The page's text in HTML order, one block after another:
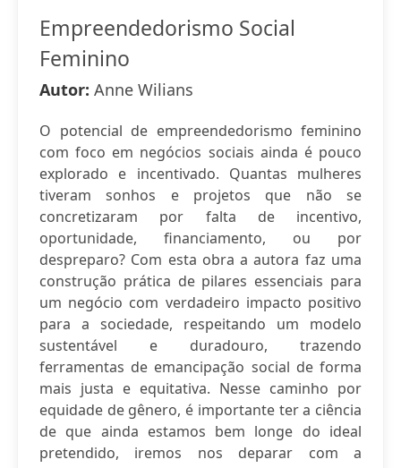
Empreendedorismo Social
Feminino
Autor: Anne Wilians
O potencial de empreendedorismo feminino
com foco em negócios sociais ainda é pouco
explorado e incentivado. Quantas mulheres
tiveram sonhos e projetos que não se
concretizaram por falta de incentivo,
oportunidade, financiamento, ou por
despreparo? Com esta obra a autora faz uma
construção prática de pilares essenciais para
um negócio com verdadeiro impacto positivo
para a sociedade, respeitando um modelo
sustentável e duradouro, trazendo
ferramentas de emancipação social de forma
mais justa e equitativa. Nesse caminho por
equidade de gênero, é importante ter a ciência
de que ainda estamos bem longe do ideal
pretendido, iremos nos deparar com a